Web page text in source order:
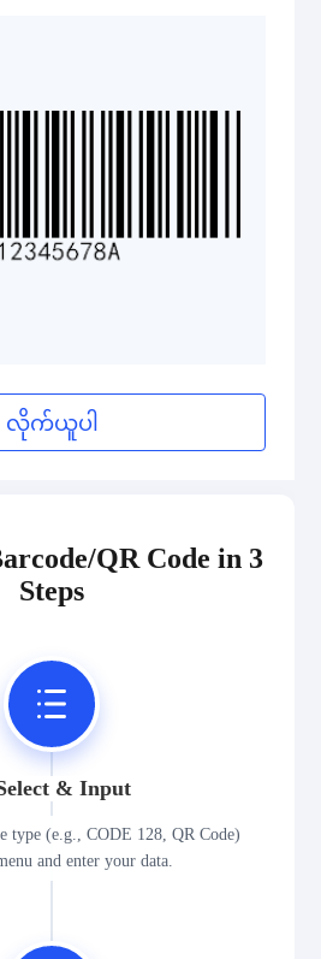
လိုက်ယူပါ
QR Code in 3
Steps
& Input
type (e.g., CODE 128, QR Code)
and enter your data.